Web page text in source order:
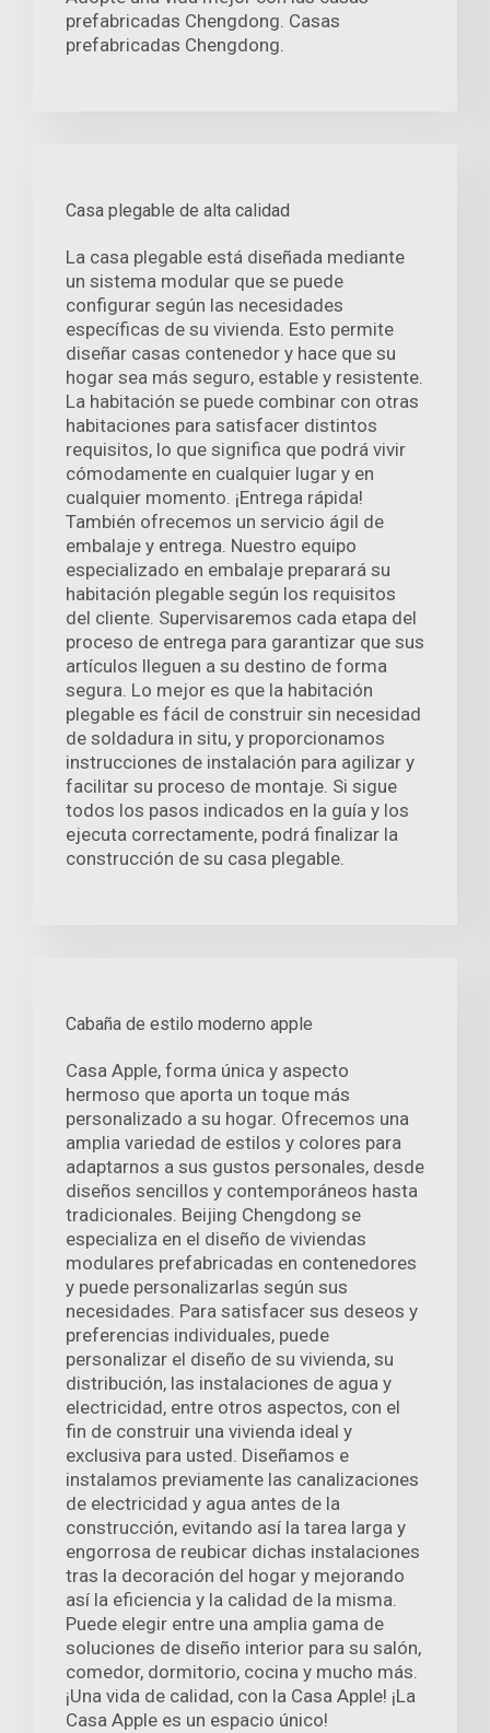
prefabricadas Chengdong. Casas
prefabricadas Chengdong.
Casa plegable de alta calidad
La casa plegable está diseñada mediante
un sistema modular que se puede
configurar según las necesidades
específicas de su vivienda. Esto permite
diseñar casas contenedor y hace que su
hogar sea más seguro, estable y resistente.
La habitación se puede combinar con otras
habitaciones para satisfacer distintos
requisitos, lo que significa que podrá vivir
cómodamente en cualquier lugar y en
cualquier momento. ¡Entrega rápida!
También ofrecemos un servicio ágil de
embalaje y entrega. Nuestro equipo
especializado en embalaje preparará su
habitación plegable según los requisitos
del cliente. Supervisaremos cada etapa del
proceso de entrega para garantizar que sus
artículos lleguen a su destino de forma
segura. Lo mejor es que la habitación
plegable es fácil de construir sin necesidad
de soldadura in situ, y proporcionamos
instrucciones de instalación para agilizar y
facilitar su proceso de montaje. Si sigue
todos los pasos indicados en la guía y los
ejecuta correctamente, podrá finalizar la
construcción de su casa plegable.
Cabaña de estilo moderno apple
Casa Apple, forma única y aspecto
hermoso que aporta un toque más
personalizado a su hogar. Ofrecemos una
amplia variedad de estilos y colores para
adaptarnos a sus gustos personales, desde
diseños sencillos y contemporáneos hasta
tradicionales. Beijing Chengdong se
especializa en el diseño de viviendas
modulares prefabricadas en contenedores
y puede personalizarlas según sus
necesidades. Para satisfacer sus deseos y
preferencias individuales, puede
personalizar el diseño de su vivienda, su
distribución, las instalaciones de agua y
electricidad, entre otros aspectos, con el
fin de construir una vivienda ideal y
exclusiva para usted. Diseñamos e
instalamos previamente las canalizaciones
de electricidad y agua antes de la
construcción, evitando así la tarea larga y
engorrosa de reubicar dichas instalaciones
tras la decoración del hogar y mejorando
así la eficiencia y la calidad de la misma.
Puede elegir entre una amplia gama de
soluciones de diseño interior para su salón,
comedor, dormitorio, cocina y mucho más.
¡Una vida de calidad, con la Casa Apple! ¡La
Casa Apple es un espacio único!